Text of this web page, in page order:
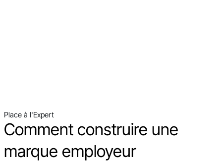
Place à l'Expert
Comment construire une
marque employeur